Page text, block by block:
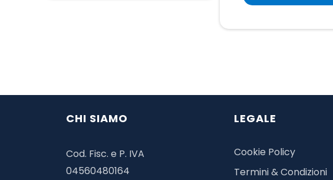
CHI SIAMO
Cod. Fisc. e P. IVA
04560480164
LEGALE
Cookie Policy
Termini & Condizioni